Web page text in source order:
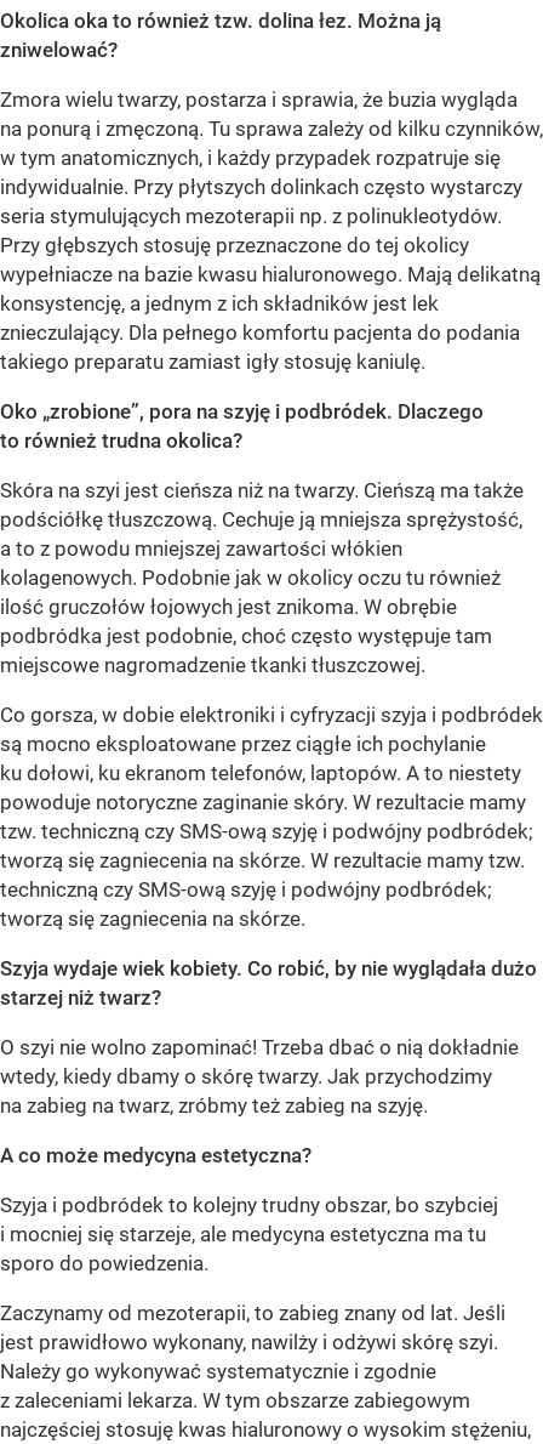
Okolica oka to również tzw. dolina łez. Można ją
zniwelować?
Zmora wielu twarzy, postarza i sprawia, że buzia wygląda
na ponurą i zmęczoną. Tu sprawa zależy od kilku czynników,
w tym anatomicznych, i każdy przypadek rozpatruje się
indywidualnie. Przy płytszych dolinkach często wystarczy
seria stymulujących mezoterapii np. z polinukleotydów.
Przy głębszych stosuję przeznaczone do tej okolicy
wypełniacze na bazie kwasu hialuronowego. Mają delikatną
konsystencję, a jednym z ich składników jest lek
znieczulający. Dla pełnego komfortu pacjenta do podania
takiego preparatu zamiast igły stosuję kaniulę.
Oko „zrobione”, pora na szyję i podbródek. Dlaczego
to również trudna okolica?
Skóra na szyi jest cieńsza niż na twarzy. Cieńszą ma także
podściółkę tłuszczową. Cechuje ją mniejsza sprężystość,
a to z powodu mniejszej zawartości włókien
kolagenowych. Podobnie jak w okolicy oczu tu również
ilość gruczołów łojowych jest znikoma. W obrębie
podbródka jest podobnie, choć często występuje tam
miejscowe nagromadzenie tkanki tłuszczowej.
Co gorsza, w dobie elektroniki i cyfryzacji szyja i podbródek
są mocno eksploatowane przez ciągłe ich pochylanie
ku dołowi, ku ekranom telefonów, laptopów. A to niestety
powoduje notoryczne zaginanie skóry. W rezultacie mamy
tzw. techniczną czy SMS-ową szyję i podwójny podbródek;
tworzą się zagniecenia na skórze. W rezultacie mamy tzw.
techniczną czy SMS-ową szyję i podwójny podbródek;
tworzą się zagniecenia na skórze.
Szyja wydaje wiek kobiety. Co robić, by nie wyglądała dużo
starzej niż twarz?
O szyi nie wolno zapominać! Trzeba dbać o nią dokładnie
wtedy, kiedy dbamy o skórę twarzy. Jak przychodzimy
na zabieg na twarz, zróbmy też zabieg na szyję.
A co może medycyna estetyczna?
Szyja i podbródek to kolejny trudny obszar, bo szybciej
i mocniej się starzeje, ale medycyna estetyczna ma tu
sporo do powiedzenia.
Zaczynamy od mezoterapii, to zabieg znany od lat. Jeśli
jest prawidłowo wykonany, nawilży i odżywi skórę szyi.
Należy go wykonywać systematycznie i zgodnie
z zaleceniami lekarza. W tym obszarze zabiegowym
najczęściej stosuję kwas hialuronowy o wysokim stężeniu,